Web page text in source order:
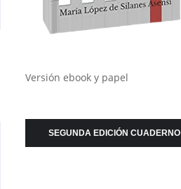
Versión ebook y papel
SEGUNDA EDICIÓN